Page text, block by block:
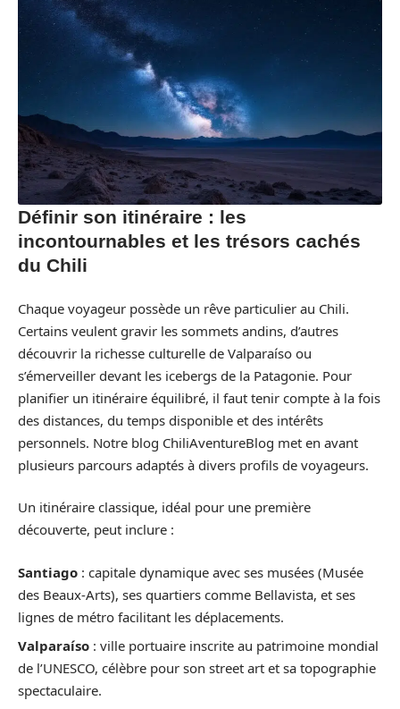
Définir son itinéraire : les
incontournables et les trésors cachés
du Chili
Chaque voyageur possède un rêve particulier au Chili.
Certains veulent gravir les sommets andins, d’autres
découvrir la richesse culturelle de Valparaíso ou
s’émerveiller devant les icebergs de la Patagonie. Pour
planifier un itinéraire équilibré, il faut tenir compte à la fois
des distances, du temps disponible et des intérêts
personnels. Notre blog ChiliAventureBlog met en avant
plusieurs parcours adaptés à divers profils de voyageurs.
Un itinéraire classique, idéal pour une première
découverte, peut inclure :
Santiago : capitale dynamique avec ses musées (Musée
des Beaux-Arts), ses quartiers comme Bellavista, et ses
lignes de métro facilitant les déplacements.
Valparaíso : ville portuaire inscrite au patrimoine mondial
de l’UNESCO, célèbre pour son street art et sa topographie
spectaculaire.